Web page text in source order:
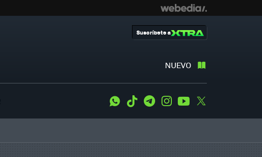
NUEVO
Suscríbete a
WhatsApp
Tiktok TelegramInstagramYoutube